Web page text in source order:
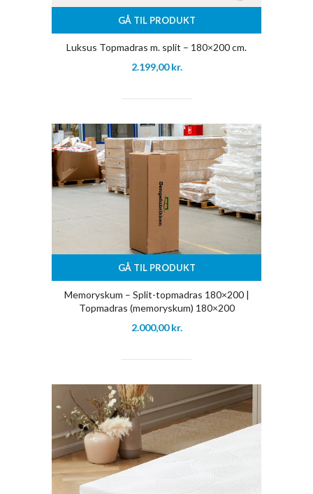
GÅ TIL PRODUKT
Luksus Topmadras m. split – 180×200 cm.
2.199,00kr.
GÅ TIL PRODUKT
Memoryskum – Split-topmadras 180×200 |
Topmadras (memoryskum) 180×200
2.000,00kr.